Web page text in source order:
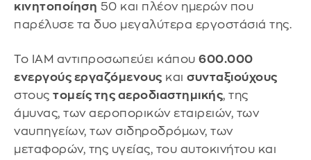
κινητοποίηση 50 και πλέον ημερών που
παρέλυσε τα δυο μεγαλύτερα εργοστάσιά της.
Το IAM αντιπροσωπεύει κάπου 600.000
ενεργούς εργαζόμενους και συνταξιούχους
στους τομείς της αεροδιαστημικής, της
άμυνας, των αεροπορικών εταιρειών, των
ναυπηγείων, των σιδηροδρόμων, των
μεταφορών, της υγείας, του αυτοκινήτου και